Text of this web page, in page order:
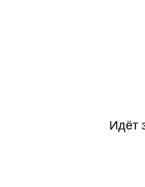
Идёт